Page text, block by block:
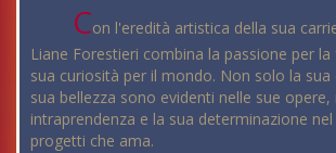
Con l'eredità artistica della sua
Liane Forestieri combina la passione per
sua curiosità per il mondo. Non solo la sua
sua bellezza sono evidenti nelle sue opere,
intraprendenza e la sua determinazione
progetti che ama.